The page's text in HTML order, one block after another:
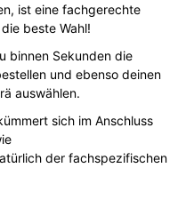
ist eine fachgerechte
beste Wahl!
binnen Sekunden die
und ebenso deinen
auswählen.
sich im Anschluss
der fachspezifischen